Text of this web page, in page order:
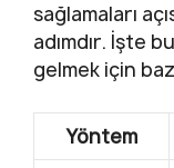
sağlamaları
adımdır. İşte
gelmek için
Yöntem